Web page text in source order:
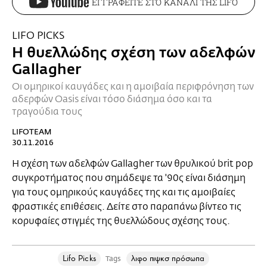
LIFO PICKS
Η θυελλώδης σχέση των αδελφών
Gallagher
Οι ομηρικοί καυγάδες και η αμοιβαία περιφρόνηση των
αδερφών Oasis είναι τόσο διάσημα όσο και τα
τραγούδια τους
LIFOTEAM
30.11.2016
Η σχέση των αδελφών Gallagher των θρυλικού brit pop
συγκροτήματος που σημάδεψε τα '90ς είναι διάσημη
για τους ομηρικούς καυγάδες της και τις αμοιβαίες
φραστικές επιθέσεις. Δείτε στο παραπάνω βίντεο τις
κορυφαίες στιγμές της θυελλώδους σχέσης τους.
Lifo Picks Tags λιφο πιψκσ πρόσωπα